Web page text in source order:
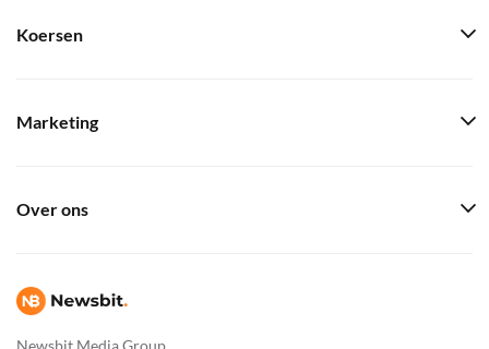
Newsbit Media Group
Koersen
Marketing
Over ons